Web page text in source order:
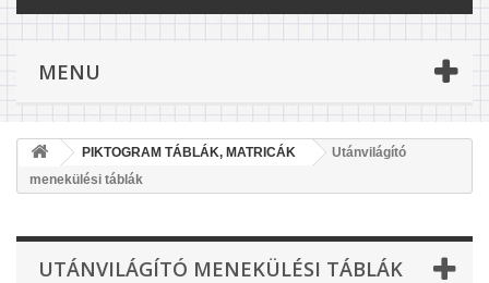
MENU
PIKTOGRAM TÁBLÁK, MATRICÁK
Utánvilágító
menekülési táblák
UTÁNVILÁGÍTÓ MENEKÜLÉSI TÁBLÁK